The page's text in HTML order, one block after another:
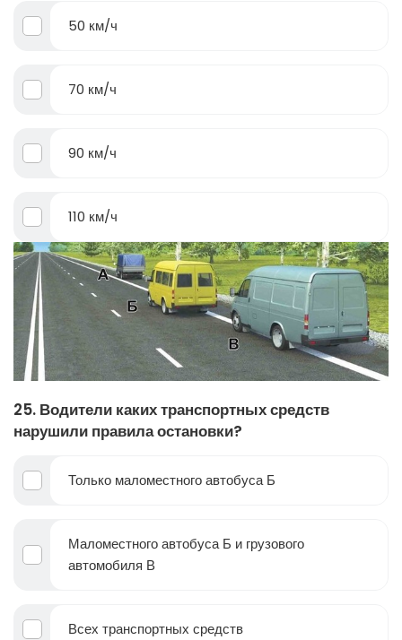
50 км/ч
70 км/ч
90 км/ч
110 км/ч
25. Водители каких транспортных средств
нарушили правила остановки?
Только маломестного автобуса Б
Маломестного автобуса Б и грузового
автомобиля В
Всех транспортных средств